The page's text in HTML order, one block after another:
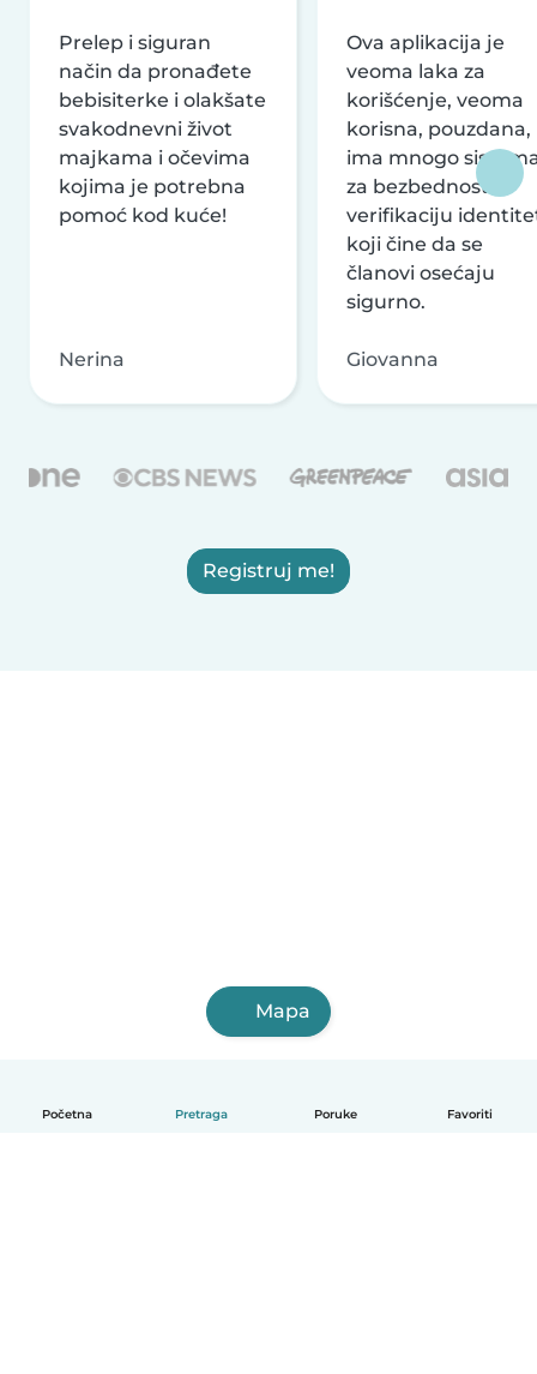
Početna Pretraga Poruke Favoriti
Prelep i siguran
način da pronađete
bebisiterke i olakšate
svakodnevni život
majkama i očevima
kojima je potrebna
pomoć kod kuće!
Nerina
Ova aplikacija je
veoma laka za
korišćenje, veoma
korisna, pouzdana,
ima mnogo
za bezbednost i
verifikaciju
koji čine da se
članovi osećaju
sigurno.
Giovanna
Registruj me!
Mapa